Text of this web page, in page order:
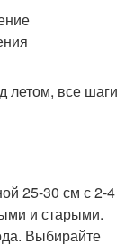
летом, все шаги
25-30 см с 2-4
и старыми.
Выбирайте